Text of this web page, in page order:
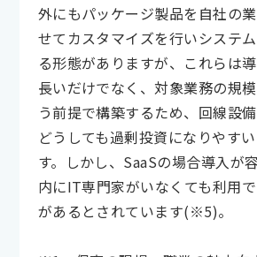
外にもパッケージ製品を自社の
せてカスタマイズを行いシステ
る形態がありますが、これらは
長いだけでなく、対象業務の規
う前提で構築するため、回線設
どうしても過剰投資になりやす
す。しかし、SaaSの場合導入が
内にIT専門家がいなくても利用
があるとされています(※5)。